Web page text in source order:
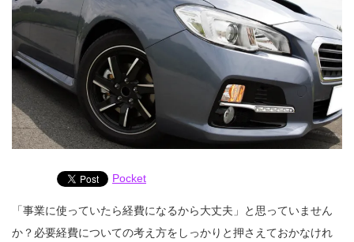
Pocket
「事業に使っていたら経費になるから大丈夫」と思っていません
か？必要経費についての考え方をしっかりと押さえておかなけれ